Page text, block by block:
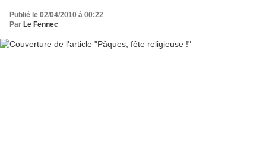
Publié le 02/04/2010 à 00:22
Par Le Fennec